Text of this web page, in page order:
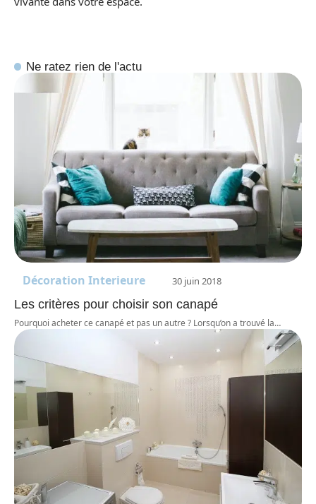
Ne ratez rien de l'actu
Décoration Interieure 30 juin 2018
Les critères pour choisir son canapé
Pourquoi acheter ce canapé et pas un autre ? Lorsqu’on a trouvé la…